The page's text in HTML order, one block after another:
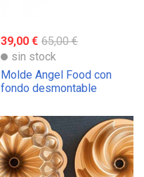
39,00 € 65,00 €
sin stock
Molde Angel Food con
fondo desmontable